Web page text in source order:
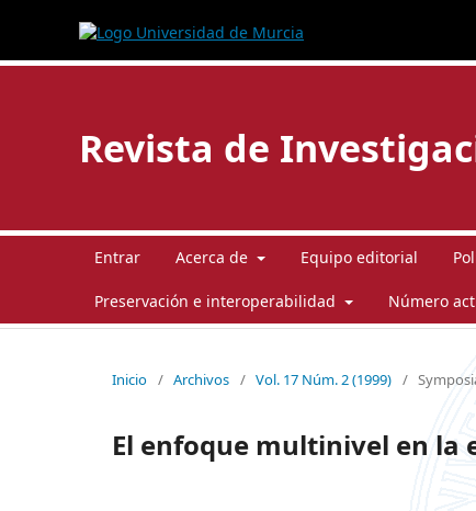
Revista de
Entrar Acerca de Equipo editorial
Preservación e interoperabilidad Número
Inicio / Archivos / Vol. 17 Núm. 2 (1999) /
El enfoque multinivel en la